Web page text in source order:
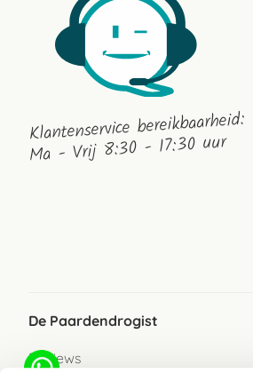
Klantenservice bereikbaarheid:
Ma - Vrij 8:30 - 17:30 uur
De Paardendrogist
Reviews